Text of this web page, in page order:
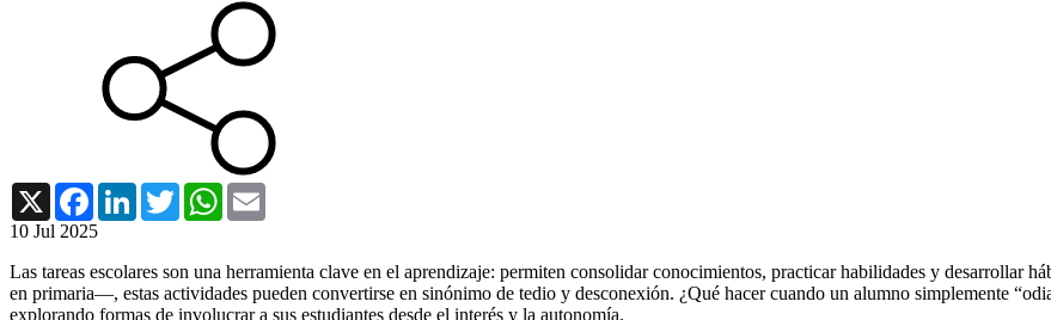
X FacebookLinkedInTwitterWhatsApp
10 Jul 2025
Las tareas escolares son una herramienta clave en el aprendizaje: permiten consolidar conocimientos, practicar habilidades y desarrollar
en primaria—, estas actividades pueden convertirse en sinónimo de tedio y desconexión. ¿Qué hacer cuando un alumno simplemente
explorando formas de involucrar a sus estudiantes desde el interés y la autonomía.